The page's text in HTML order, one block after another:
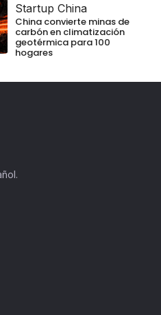
Startup China
China convierte minas de
carbón en climatización
geotérmica para 100
hogares